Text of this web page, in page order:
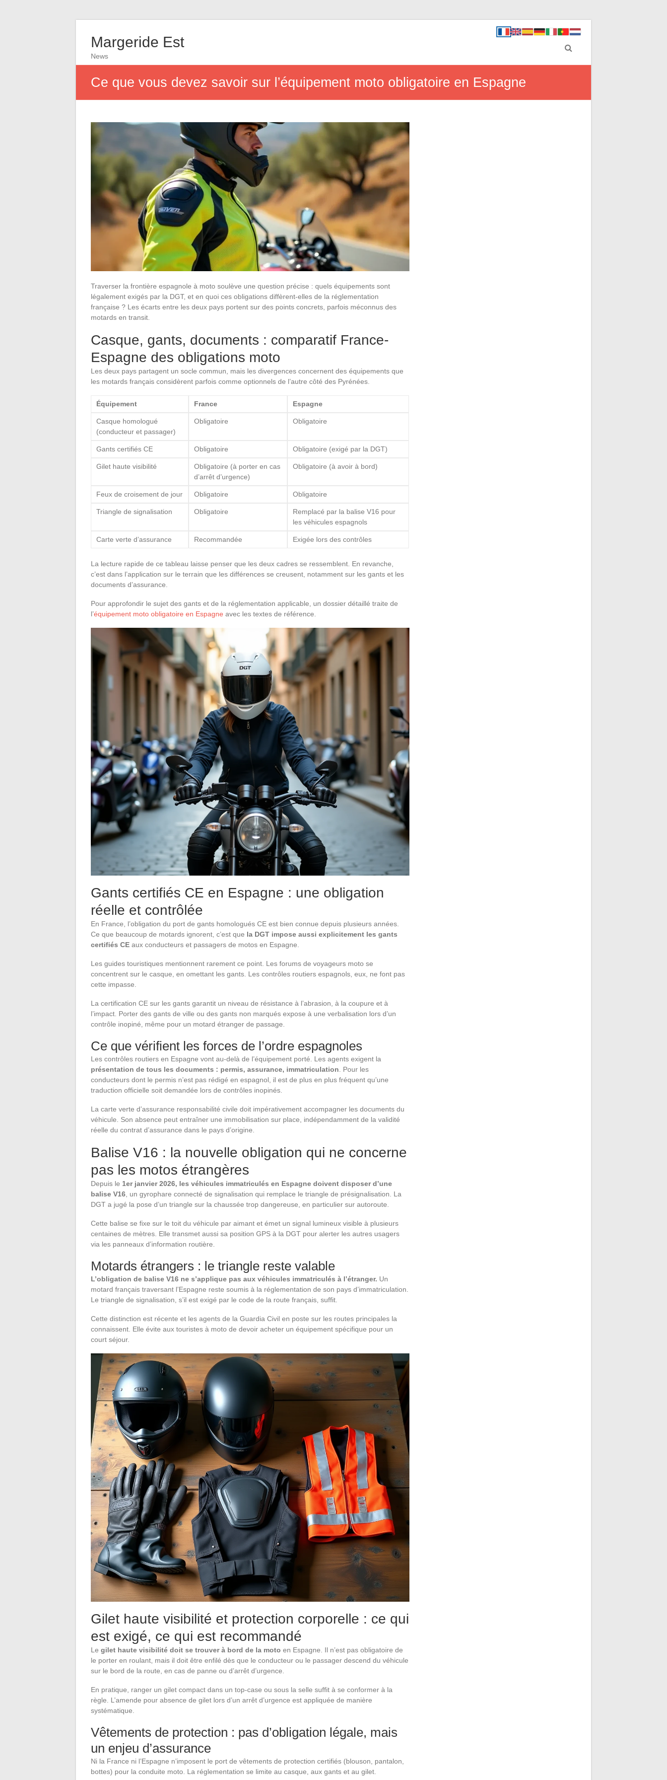
Margeride Est
News
Ce que vous devez savoir sur l’équipement moto obligatoire en Espagne
Traverser la frontière espagnole à moto soulève une question précise : quels équipements sont
légalement exigés par la DGT, et en quoi ces obligations diffèrent-elles de la réglementation
française ? Les écarts entre les deux pays portent sur des points concrets, parfois méconnus des
motards en transit.
Casque, gants, documents : comparatif France-
Espagne des obligations moto
Les deux pays partagent un socle commun, mais les divergences concernent des équipements que
les motards français considèrent parfois comme optionnels de l’autre côté des Pyrénées.
Équipement France Espagne
Casque homologué
(conducteur et passager)
Obligatoire Obligatoire
Gants certifiés CE Obligatoire Obligatoire (exigé par la DGT)
Gilet haute visibilité
Obligatoire (à porter en cas
d’arrêt d’urgence)
Obligatoire (à avoir à bord)
Feux de croisement de jour Obligatoire Obligatoire
Triangle de signalisation Obligatoire
Remplacé par la balise V16 pour
les véhicules espagnols
Carte verte d’assurance Recommandée Exigée lors des contrôles
La lecture rapide de ce tableau laisse penser que les deux cadres se ressemblent. En revanche,
c’est dans l’application sur le terrain que les différences se creusent, notamment sur les gants et les
documents d’assurance.
Pour approfondir le sujet des gants et de la réglementation applicable, un dossier détaillé traite de
l’équipement moto obligatoire en Espagne avec les textes de référence.
Gants certifiés CE en Espagne : une obligation
réelle et contrôlée
En France, l’obligation du port de gants homologués CE est bien connue depuis plusieurs années.
Ce que beaucoup de motards ignorent, c’est que la DGT impose aussi explicitement les gants
certifiés CE aux conducteurs et passagers de motos en Espagne.
Les guides touristiques mentionnent rarement ce point. Les forums de voyageurs moto se
concentrent sur le casque, en omettant les gants. Les contrôles routiers espagnols, eux, ne font pas
cette impasse.
La certification CE sur les gants garantit un niveau de résistance à l’abrasion, à la coupure et à
l’impact. Porter des gants de ville ou des gants non marqués expose à une verbalisation lors d’un
contrôle inopiné, même pour un motard étranger de passage.
Ce que vérifient les forces de l’ordre espagnoles
Les contrôles routiers en Espagne vont au-delà de l’équipement porté. Les agents exigent la
présentation de tous les documents : permis, assurance, immatriculation. Pour les
conducteurs dont le permis n’est pas rédigé en espagnol, il est de plus en plus fréquent qu’une
traduction officielle soit demandée lors de contrôles inopinés.
La carte verte d’assurance responsabilité civile doit impérativement accompagner les documents du
véhicule. Son absence peut entraîner une immobilisation sur place, indépendamment de la validité
réelle du contrat d’assurance dans le pays d’origine.
Balise V16 : la nouvelle obligation qui ne concerne
pas les motos étrangères
Depuis le 1er janvier 2026, les véhicules immatriculés en Espagne doivent disposer d’une
balise V16, un gyrophare connecté de signalisation qui remplace le triangle de présignalisation. La
DGT a jugé la pose d’un triangle sur la chaussée trop dangereuse, en particulier sur autoroute.
Cette balise se fixe sur le toit du véhicule par aimant et émet un signal lumineux visible à plusieurs
centaines de mètres. Elle transmet aussi sa position GPS à la DGT pour alerter les autres usagers
via les panneaux d’information routière.
Motards étrangers : le triangle reste valable
L’obligation de balise V16 ne s’applique pas aux véhicules immatriculés à l’étranger. Un
motard français traversant l’Espagne reste soumis à la réglementation de son pays d’immatriculation.
Le triangle de signalisation, s’il est exigé par le code de la route français, suffit.
Cette distinction est récente et les agents de la Guardia Civil en poste sur les routes principales la
connaissent. Elle évite aux touristes à moto de devoir acheter un équipement spécifique pour un
court séjour.
Gilet haute visibilité et protection corporelle : ce qui
est exigé, ce qui est recommandé
Le gilet haute visibilité doit se trouver à bord de la moto en Espagne. Il n’est pas obligatoire de
le porter en roulant, mais il doit être enfilé dès que le conducteur ou le passager descend du véhicule
sur le bord de la route, en cas de panne ou d’arrêt d’urgence.
En pratique, ranger un gilet compact dans un top-case ou sous la selle suffit à se conformer à la
règle. L’amende pour absence de gilet lors d’un arrêt d’urgence est appliquée de manière
systématique.
Vêtements de protection : pas d’obligation légale, mais
un enjeu d’assurance
Ni la France ni l’Espagne n’imposent le port de vêtements de protection certifiés (blouson, pantalon,
bottes) pour la conduite moto. La réglementation se limite au casque, aux gants et au gilet.